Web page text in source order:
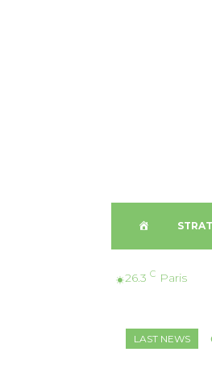
U
26.3 C Paris
LAST NEWS